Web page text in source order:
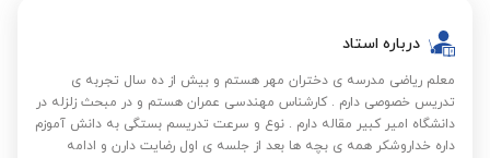
درباره استاد
معلم ریاضی مدرسه ی دختران مهر هستم و بیش از ده سال تجربه ی
تدریس خصوصی دارم . کارشناس مهندسی عمران هستم و در مبحث زلزله در
دانشگاه امیر کبیر مقاله دارم . نوع و سرعت تدریسم بستگی به دانش آموزم
داره خداروشکر همه ی بچه ها بعد از جلسه ی اول رضایت دارن و ادامه